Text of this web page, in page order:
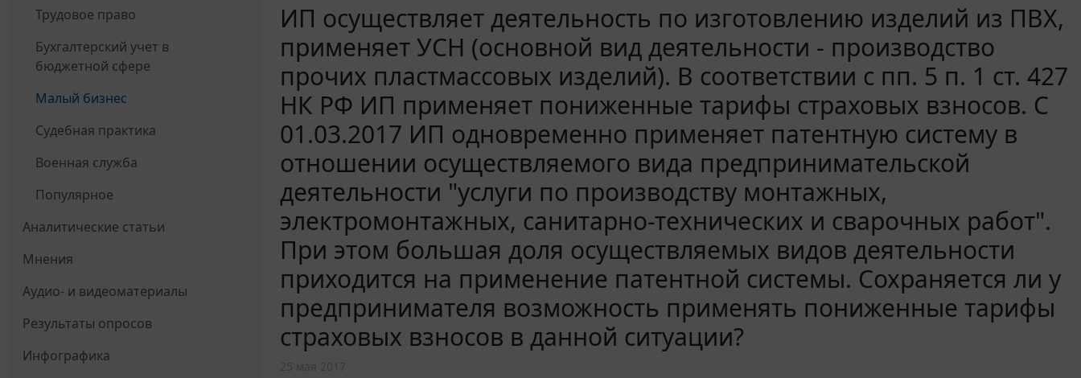
Трудовое право
Бухгалтерский учет в
бюджетной сфере
Малый бизнес
Судебная практика
Военная служба
Популярное
Аналитические статьи
Мнения
Аудио- и видеоматериалы
Результаты опросов
Инфографика
ИП осуществляет деятельность по изготовлению изделий из ПВХ,
применяет УСН (основной вид деятельности - производство
прочих пластмассовых изделий). В соответствии с пп. 5 п. 1 ст. 427
НК РФ ИП применяет пониженные тарифы страховых взносов. С
01.03.2017 ИП одновременно применяет патентную систему в
отношении осуществляемого вида предпринимательской
деятельности "услуги по производству монтажных,
электромонтажных, санитарно-технических и сварочных работ".
При этом большая доля осуществляемых видов деятельности
приходится на применение патентной системы. Сохраняется ли у
предпринимателя возможность применять пониженные тарифы
страховых взносов в данной ситуации?